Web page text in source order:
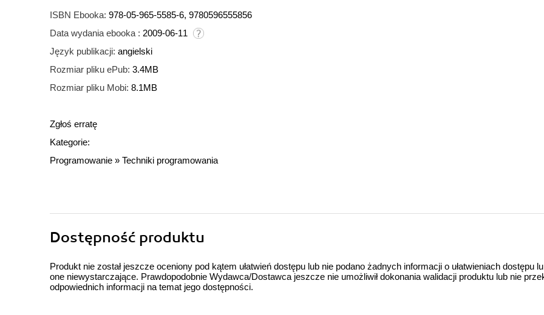
ISBN Ebooka: 978-05-965-5585-6, 9780596555856
Data wydania ebooka : 2009-06-11
Język publikacji: angielski
Rozmiar pliku ePub: 3.4MB
Rozmiar pliku Mobi: 8.1MB
Zgłoś erratę
Kategorie:
Programowanie » Techniki programowania
Dostępność produktu
Produkt nie został jeszcze oceniony pod kątem ułatwień dostępu lub nie podano żadnych informacji o ułatwieniach dostępu
one niewystarczające. Prawdopodobnie Wydawca/Dostawca jeszcze nie umożliwił dokonania walidacji produktu lub nie
odpowiednich informacji na temat jego dostępności.